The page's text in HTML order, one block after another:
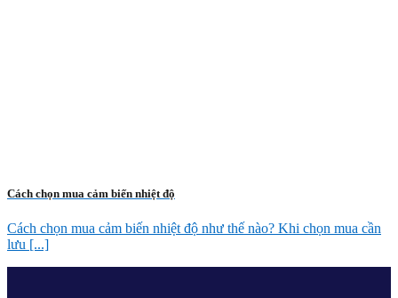
Cách chọn mua cảm biến nhiệt độ
Cách chọn mua cảm biến nhiệt độ như thế nào? Khi chọn mua cần
lưu [...]